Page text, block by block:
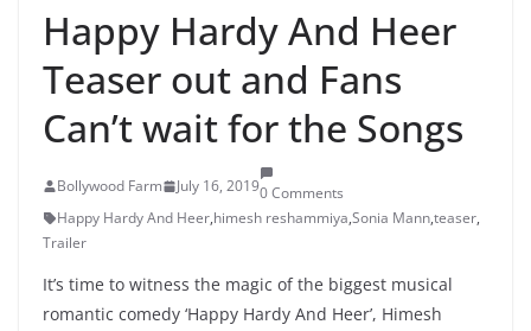
Happy Hardy And Heer
Teaser out and Fans
Can’t wait for the Songs
Bollywood Farm July 16, 20190 Comments
Happy Hardy And Heer,himesh reshammiya,Sonia Mann,teaser,
Trailer
It’s time to witness the magic of the biggest musical
romantic comedy ‘Happy Hardy And Heer’, Himesh